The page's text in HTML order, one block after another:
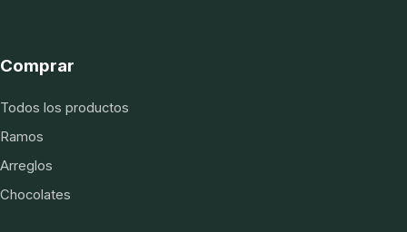
Comprar
Todos los productos
Ramos
Arreglos
Chocolates